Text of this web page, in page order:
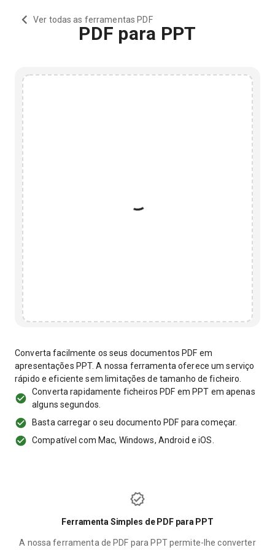
Ver todas as ferramentas PDF
PDF para PPT
Converta facilmente os seus documentos PDF em
apresentações PPT. A nossa ferramenta oferece um serviço
rápido e eficiente sem limitações de tamanho de ficheiro.
Converta rapidamente ficheiros PDF em PPT em apenas
alguns segundos.
Basta carregar o seu documento PDF para começar.
Compatível com Mac, Windows, Android e iOS.
Ferramenta Simples de PDF para PPT
A nossa ferramenta de PDF para PPT permite-lhe converter